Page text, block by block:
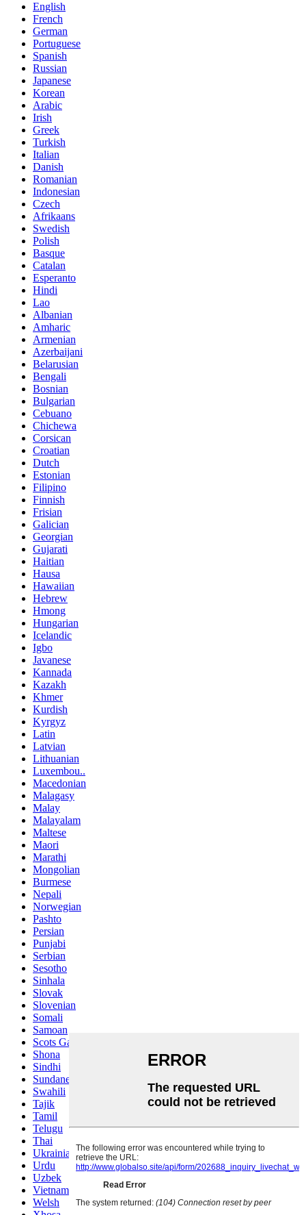
English
French
German
Portuguese
Spanish
Russian
Japanese
Korean
Arabic
Irish
Greek
Turkish
Italian
Danish
Romanian
Indonesian
Czech
Afrikaans
Swedish
Polish
Basque
Catalan
Esperanto
Hindi
Lao
Albanian
Amharic
Armenian
Azerbaijani
Belarusian
Bengali
Bosnian
Bulgarian
Cebuano
Chichewa
Corsican
Croatian
Dutch
Estonian
Filipino
Finnish
Frisian
Galician
Georgian
Gujarati
Haitian
Hausa
Hawaiian
Hebrew
Hmong
Hungarian
Icelandic
Igbo
Javanese
Kannada
Kazakh
Khmer
Kurdish
Kyrgyz
Latin
Latvian
Lithuanian
Luxembou..
Macedonian
Malagasy
Malay
Malayalam
Maltese
Maori
Marathi
Mongolian
Burmese
Nepali
Norwegian
Pashto
Persian
Punjabi
Serbian
Sesotho
Sinhala
Slovak
Slovenian
Somali
Samoan
Scots Gaelic
Shona
Sindhi
Sundanese
Swahili
Tajik
Tamil
Telugu
Thai
Ukrainian
Urdu
Uzbek
Vietnamese
Welsh